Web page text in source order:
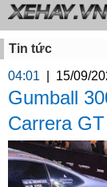
Tin tức
04:01
15/09/
Gumball
Carrera